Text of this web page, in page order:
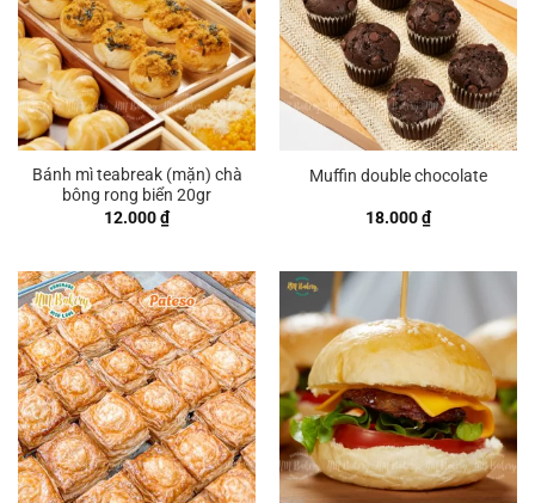
Bánh mì teabreak (mặn) chà
bông rong biển 20gr
12.000₫
Muffin double chocolate
18.000₫